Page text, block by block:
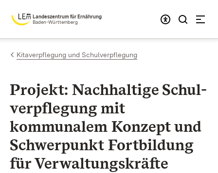
Zum Inhalt springen
Landeszentrum für Ernährung
Baden-Württemberg
Kitaverpflegung und Schulverpflegung
Projekt: Nach­haltige Schul­
ver­pflegung mit
kommunalem Konzept und
Schwer­punkt Fort­bildung
für Verwaltungs­kräfte